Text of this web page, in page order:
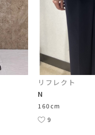
リフレクト
N
160cm
9